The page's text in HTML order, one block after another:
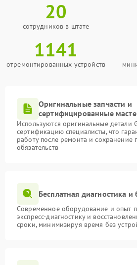
20
сотрудников в штате
1141
отремонтированных устройств
Оригинальные запчасти и
сертифицированные
Используются оригинальные
сертификацию специалисты, что
работу после ремонта и сохранение
обязательств
Бесплатная диагностика
Современное оборудование и опыт
экспресс-диагностику и
сроки, минимизируя время без